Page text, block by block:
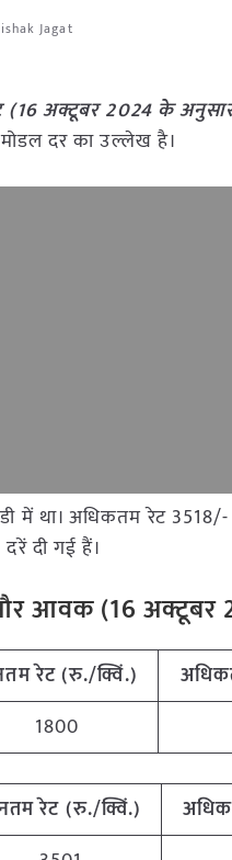
Jagat
(16 अक्टूबर 2024 के
दर का उल्लेख है।
में था। अधिकतम रेट
दी गई हैं।
और आवक (16 अक्टूबर
रेट (रु./क्विं.)
1800
रेट (रु./क्विं.)